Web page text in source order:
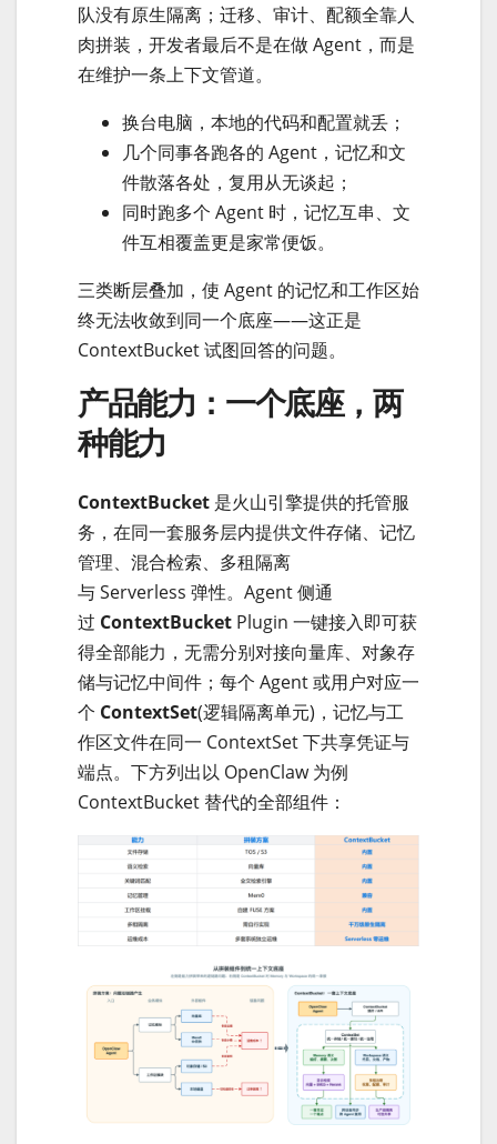
队没有原生隔离；迁移、审计、配额全靠人
肉拼装，开发者最后不是在做 Agent，而是
在维护一条上下文管道。
换台电脑，本地的代码和配置就丢；
几个同事各跑各的 Agent，记忆和文
件散落各处，复用从无谈起；
同时跑多个 Agent 时，记忆互串、文
件互相覆盖更是家常便饭。
三类断层叠加，使 Agent 的记忆和工作区始
终无法收敛到同一个底座——这正是
ContextBucket 试图回答的问题。
产品能力：一个底座，两
种能力
ContextBucket 是火山引擎提供的托管服
务，在同一套服务层内提供文件存储、记忆
管理、混合检索、多租隔离
与 Serverless 弹性。Agent 侧通
过 ContextBucket Plugin 一键接入即可获
得全部能力，无需分别对接向量库、对象存
储与记忆中间件；每个 Agent 或用户对应一
个 ContextSet(逻辑隔离单元)，记忆与工
作区文件在同一 ContextSet 下共享凭证与
端点。下方列出以 OpenClaw 为例
ContextBucket 替代的全部组件：